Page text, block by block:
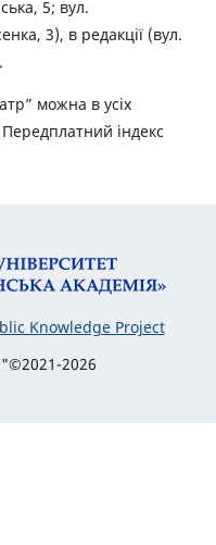
5; вул.
3), в редакції (вул.
можна в усіх
індекс
Knowledge Project
2026